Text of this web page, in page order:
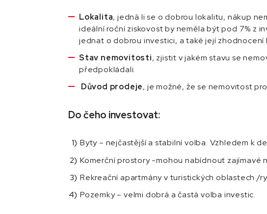
Lokalita, jedná li se o dobrou lokalitu, nákup
ideální roční ziskovost by neměla být pod 7% z
jednat o dobrou investici, a také její zhodnocení
Stav nemovitosti, zjistit v jakém stavu se
předpokládali.
Důvod prodeje, je možné, že se nemovitost
Do čeho investovat:
Byty – nejčastější a stabilní volba. Vzhledem k
Komerční prostory -mohou nabídnout zajímavé
Rekreační apartmány v turistických oblastech /
Pozemky – velmi dobrá a častá volba investic.